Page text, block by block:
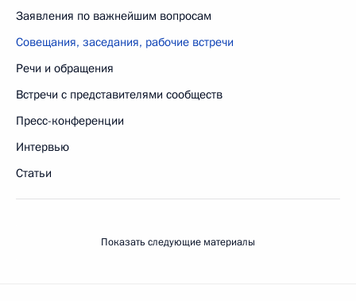
Заявления по важнейшим вопросам
Совещания, заседания, рабочие встречи
Речи и обращения
Встречи с представителями сообществ
Пресс-конференции
Интервью
Статьи
Показать следующие материалы